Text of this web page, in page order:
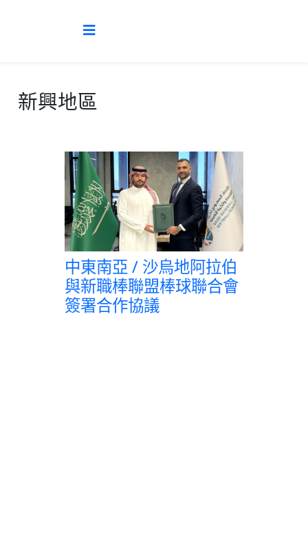
新興地區
中東南亞 / 沙烏地阿拉伯
與新職棒聯盟棒球聯合會
簽署合作協議